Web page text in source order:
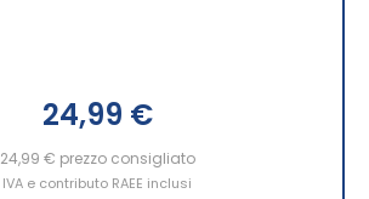
24,99 €
24,99 € prezzo consigliato
IVA e contributo RAEE inclusi